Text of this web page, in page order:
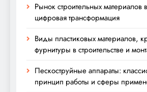
Рынок строительных
цифровая трансформация
Виды пластиковых материалов,
фурнитуры в строительстве и
Пескоструйные аппараты:
принцип работы и сферы